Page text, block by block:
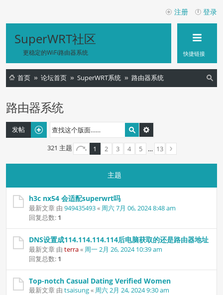
登录
注册
SuperWRT社区
更稳定的WiFi路由器系统 快捷链接
首页 论坛首页 SuperWRT系统
路由器系统
路由器系统
发帖
321 主题 1 2 3 4 5 … 13
主题
h3c nx54 会适配superwrt吗
最新文章 由 949435493« 周六 7月 06, 2024 8:48 am
回复总数: 1
DNS设置成114.114.114.114后电脑获取的还是路由器地址
最新文章 由 terra« 周一 2月 26, 2024 10:39 am
回复总数: 1
Top-notch Сasual Dating Verified Women
最新文章 由 tsaisung« 周六 2月 24, 2024 9:30 am